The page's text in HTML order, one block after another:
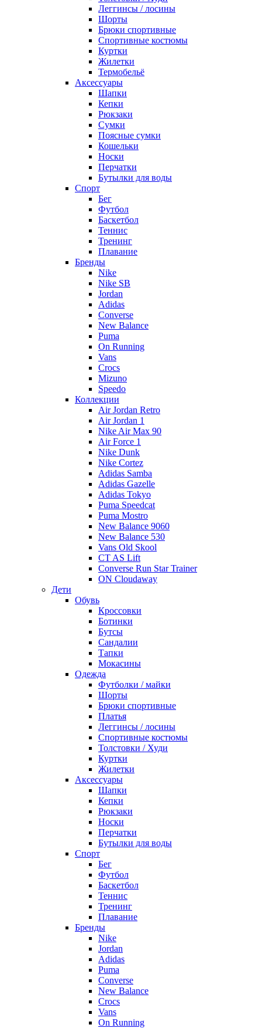
Леггинсы / лосины
Шорты
Брюки спортивные
Спортивные костюмы
Куртки
Жилетки
Термобельё
Аксессуары
Шапки
Кепки
Рюкзаки
Сумки
Поясные сумки
Кошельки
Носки
Перчатки
Бутылки для воды
Спорт
Бег
Футбол
Баскетбол
Теннис
Тренинг
Плавание
Бренды
Nike
Nike SB
Jordan
Adidas
Converse
New Balance
Puma
On Running
Vans
Crocs
Mizuno
Speedo
Коллекции
Air Jordan Retro
Air Jordan 1
Nike Air Max 90
Air Force 1
Nike Dunk
Nike Cortez
Adidas Samba
Adidas Gazelle
Adidas Tokyo
Puma Speedcat
Puma Mostro
New Balance 9060
New Balance 530
Vans Old Skool
CT AS Lift
Converse Run Star Trainer
ON Cloudaway
Дети
Обувь
Кроссовки
Ботинки
Бутсы
Сандалии
Тапки
Мокасины
Одежда
Футболки / майки
Шорты
Брюки спортивные
Платья
Леггинсы / лосины
Спортивные костюмы
Толстовки / Худи
Куртки
Жилетки
Аксессуары
Шапки
Кепки
Рюкзаки
Носки
Перчатки
Бутылки для воды
Спорт
Бег
Футбол
Баскетбол
Теннис
Тренинг
Плавание
Бренды
Nike
Jordan
Adidas
Puma
Converse
New Balance
Crocs
Vans
On Running